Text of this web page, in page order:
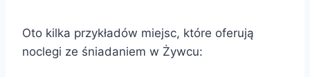
Oto kilka przykładów miejsc, które oferują
noclegi ze śniadaniem w Żywcu: